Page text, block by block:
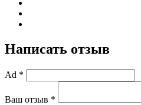
Написать отзыв
Ad *
Ваш отзыв *